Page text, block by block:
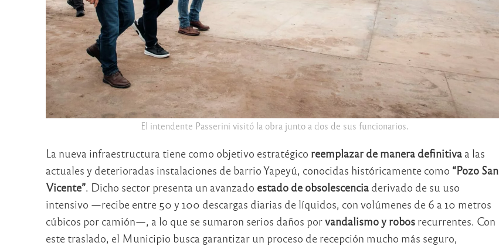
El intendente Passerini visitó la obra junto a dos de sus funcionarios.
La nueva infraestructura tiene como objetivo estratégico reemplazar de manera definitivaa las
actuales y deterioradas instalaciones de barrio Yapeyú, conocidas históricamente como “Pozo San
Vicente”. Dicho sector presenta un avanzado estado de obsolescenciaderivado de su uso
intensivo —recibe entre 50 y 100 descargas diarias de líquidos, con volúmenes de 6 a 10 metros
cúbicos por camión—, a lo que se sumaron serios daños porvandalismo y robosrecurrentes. Con
este traslado, el Municipio busca garantizar un proceso de recepción mucho más seguro,